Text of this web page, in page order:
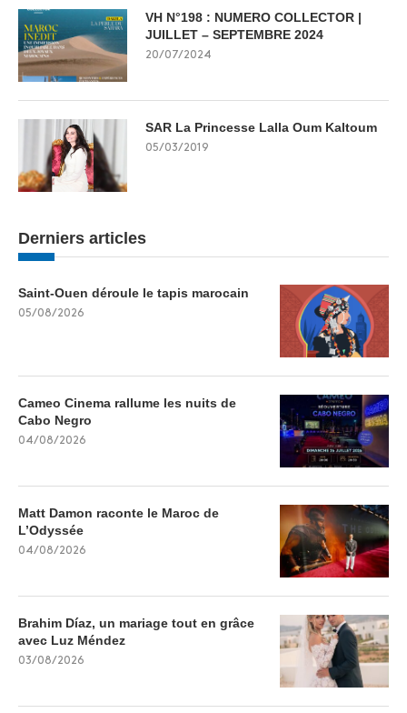
VH N°198 : NUMERO COLLECTOR |
JUILLET – SEPTEMBRE 2024
20/07/2024
SAR La Princesse Lalla Oum Kaltoum
05/03/2019
Derniers articles
Saint-Ouen déroule le tapis marocain
05/08/2026
Cameo Cinema rallume les nuits de
Cabo Negro
04/08/2026
Matt Damon raconte le Maroc de
L’Odyssée
04/08/2026
Brahim Díaz, un mariage tout en grâce
avec Luz Méndez
03/08/2026